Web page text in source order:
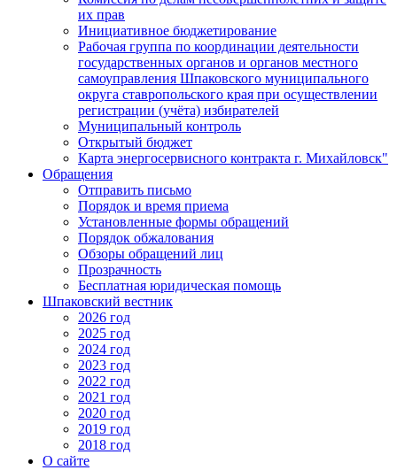
их прав
Инициативное бюджетирование
Рабочая группа по координации деятельности
государственных органов и органов местного
самоуправления Шпаковского муниципального
округа ставропольского края при осуществлении
регистрации (учёта) избирателей
Муниципальный контроль
Открытый бюджет
Карта энергосервисного контракта г. Михайловск"
Обращения
Отправить письмо
Порядок и время приема
Установленные формы обращений
Порядок обжалования
Обзоры обращений лиц
Прозрачность
Бесплатная юридическая помощь
Шпаковский вестник
2026 год
2025 год
2024 год
2023 год
2022 год
2021 год
2020 год
2019 год
2018 год
О сайте